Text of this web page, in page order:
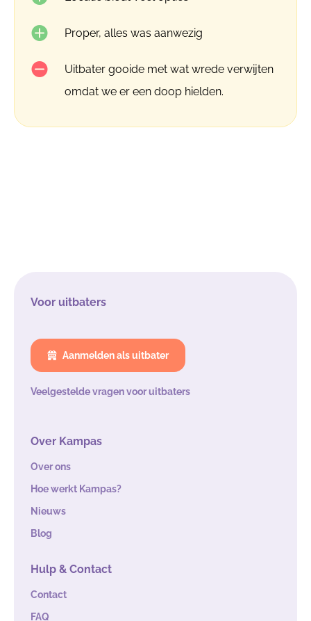
Proper, alles was aanwezig
Uitbater gooide met wat wrede verwijten
omdat we er een doop hielden.
Voor uitbaters
Aanmelden als uitbater
Veelgestelde vragen voor uitbaters
Over Kampas
Over ons
Hoe werkt Kampas?
Nieuws
Blog
Hulp & Contact
Contact
FAQ